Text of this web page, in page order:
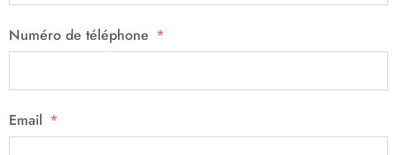
Numéro de téléphone
Email